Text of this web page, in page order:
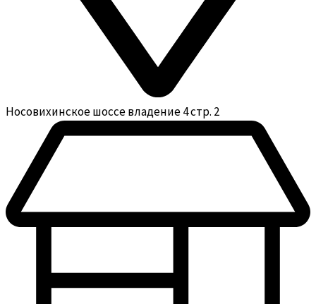
Носовихинское шоссе владение 4 стр. 2